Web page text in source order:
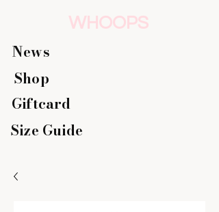
WHOOPS
News
Giftcard
Size Guide
Shop